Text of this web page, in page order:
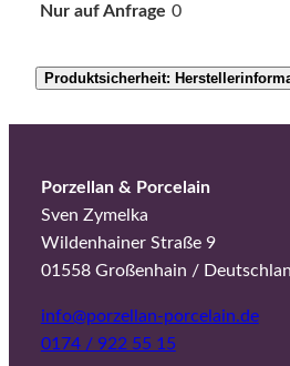
Nur auf Anfrage 0
Produktsicherheit:
Porzellan & Porcelain
Sven Zymelka
Wildenhainer Straße 9
01558 Großenhain /
info@porzellan-porcelain.de
0174 / 922 55 15